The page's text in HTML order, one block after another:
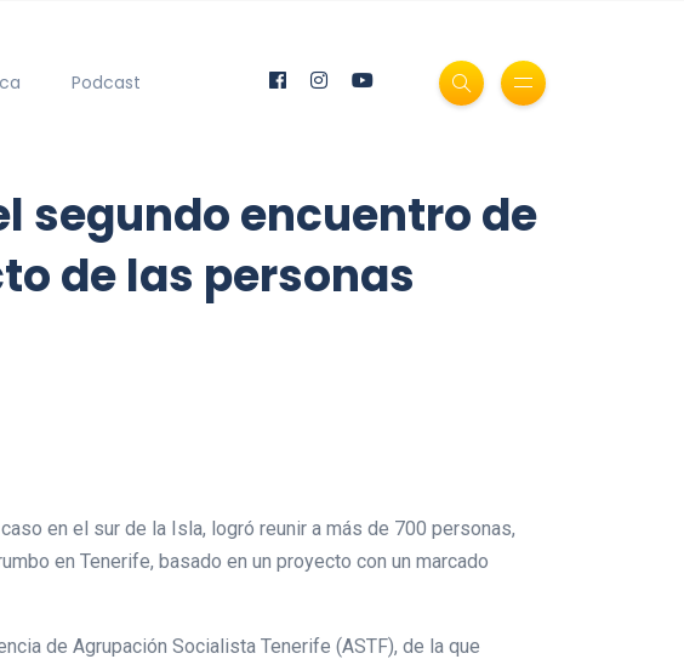
Podcast
segundo encuentro de
de las personas
en el sur de la Isla, logró reunir a más de 700 personas,
en Tenerife, basado en un proyecto con un marcado
de Agrupación Socialista Tenerife (ASTF), de la que